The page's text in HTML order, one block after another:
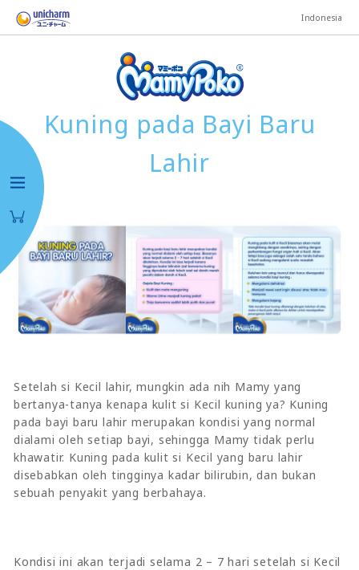
Indonesia
Kuning pada Bayi Baru
Lahir
Setelah si Kecil lahir, mungkin ada nih Mamy yang
bertanya-tanya kenapa kulit si Kecil kuning ya? Kuning
pada bayi baru lahir merupakan kondisi yang normal
dialami oleh setiap bayi, sehingga Mamy tidak perlu
khawatir. Kuning pada kulit si Kecil yang baru lahir
disebabkan oleh tingginya kadar bilirubin, dan bukan
sebuah penyakit yang berbahaya.
Kondisi ini akan terjadi selama 2 – 7 hari setelah si Kecil